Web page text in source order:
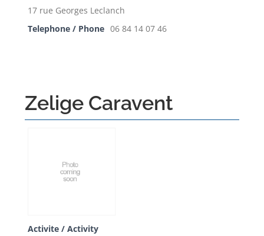
17 rue Georges Leclanch
Telephone / Phone 06 84 14 07 46
Zelige Caravent
Activite / Activity